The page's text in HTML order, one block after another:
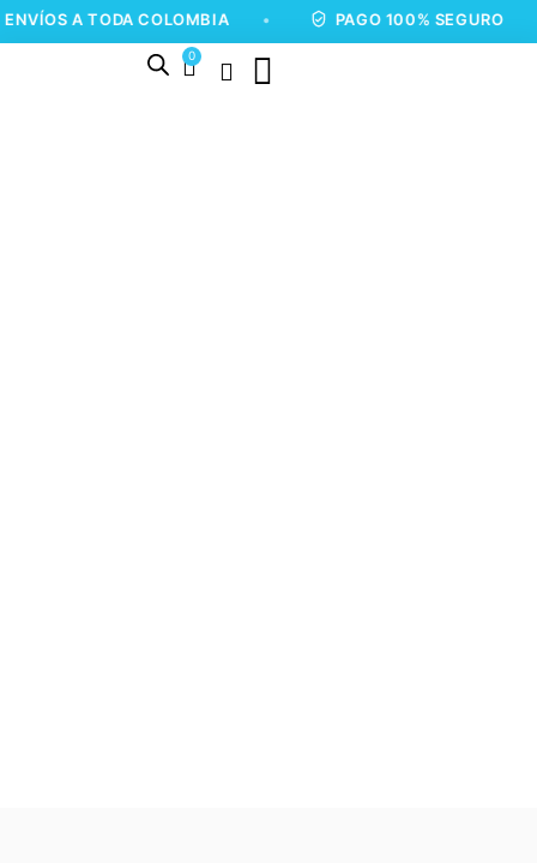
A TODA COLOMBIA • PAGO 100% SEGURO •
0